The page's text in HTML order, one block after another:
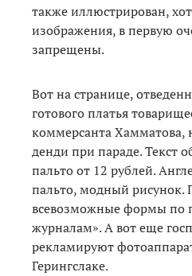
также иллюстрирован,
изображения, в первую
запрещены.
Вот на странице,
готового платья
коммерсанта Хамматова,
денди при параде. Текст
пальто от 12 рублей.
пальто, модный рисунок.
всевозможные формы по
журналам». А вот еще
рекламируют
Герингслаке.